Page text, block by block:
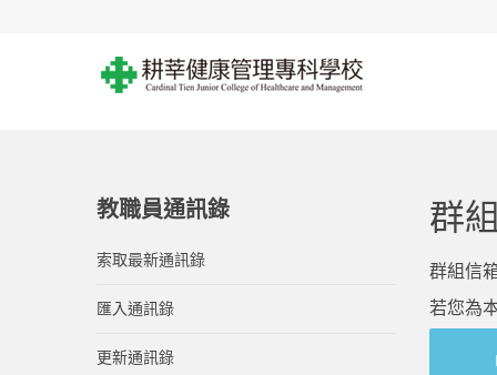
群
群組信
若您為
教職員通訊錄
索取最新通訊錄
匯入通訊錄
更新通訊錄